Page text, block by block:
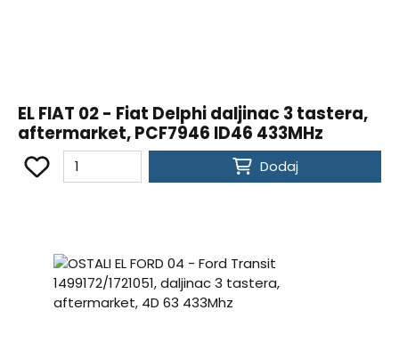
EL FIAT 02 - Fiat Delphi daljinac 3 tastera,
aftermarket, PCF7946 ID46 433MHz
Dodaj